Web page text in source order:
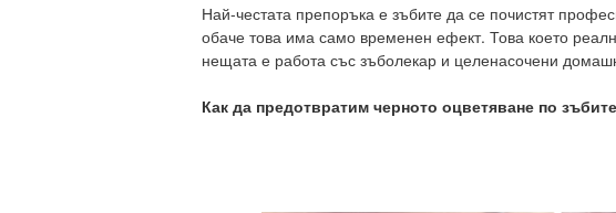
Най-честата препоръка е зъбите да се почистят
обаче това има само временен ефект. Това което
нещата е работа със зъболекар и целенасочени
Как да предотвратим черното оцветяване по